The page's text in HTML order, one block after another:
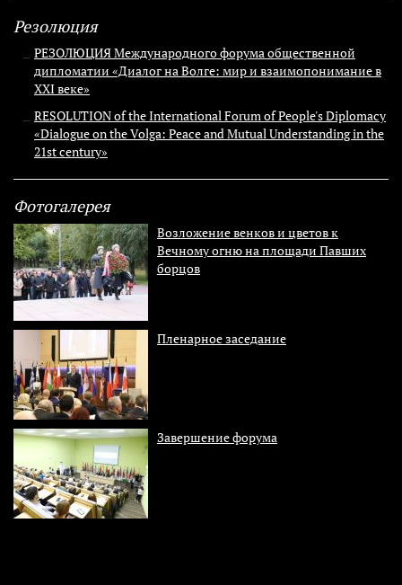
Резолюция
РЕЗОЛЮЦИЯ Международного форума общественной
дипломатии «Диалог на Волге: мир и взаимопонимание в
XXI веке»
RESOLUTION of the International Forum of People's Diplomacy
«Dialogue on the Volga: Peace and Mutual Understanding in the
21st century»
Фотогалерея
Возложение венков и цветов к
Вечному огню на площади Павших
борцов
Пленарное заседание
Завершение форума